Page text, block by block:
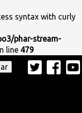
syntax with curly
phar-stream-
line 479